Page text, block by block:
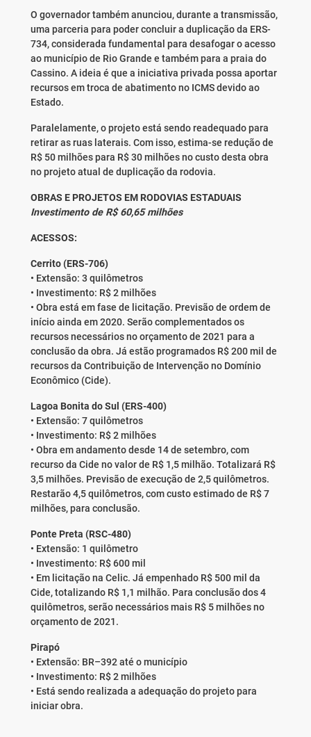
O governador também anunciou, durante a transmissão,
uma parceria para poder concluir a duplicação da ERS-
734, considerada fundamental para desafogar o acesso
ao município de Rio Grande e também para a praia do
Cassino. A ideia é que a iniciativa privada possa aportar
recursos em troca de abatimento no ICMS devido ao
Estado.
Paralelamente, o projeto está sendo readequado para
retirar as ruas laterais. Com isso, estima-se redução de
R$ 50 milhões para R$ 30 milhões no custo desta obra
no projeto atual de duplicação da rodovia.
OBRAS E PROJETOS EM RODOVIAS ESTADUAIS
Investimento de R$ 60,65 milhões
ACESSOS:
Cerrito (ERS-706)
• Extensão: 3 quilômetros
• Investimento: R$ 2 milhões
• Obra está em fase de licitação. Previsão de ordem de
início ainda em 2020. Serão complementados os
recursos necessários no orçamento de 2021 para a
conclusão da obra. Já estão programados R$ 200 mil de
recursos da Contribuição de Intervenção no Domínio
Econômico (Cide).
Lagoa Bonita do Sul (ERS-400)
• Extensão: 7 quilômetros
• Investimento: R$ 2 milhões
• Obra em andamento desde 14 de setembro, com
recurso da Cide no valor de R$ 1,5 milhão. Totalizará R$
3,5 milhões. Previsão de execução de 2,5 quilômetros.
Restarão 4,5 quilômetros, com custo estimado de R$ 7
milhões, para conclusão.
Ponte Preta (RSC-480)
• Extensão: 1 quilômetro
• Investimento: R$ 600 mil
• Em licitação na Celic. Já empenhado R$ 500 mil da
Cide, totalizando R$ 1,1 milhão. Para conclusão dos 4
quilômetros, serão necessários mais R$ 5 milhões no
orçamento de 2021.
Pirapó
• Extensão: BR–392 até o município
• Investimento: R$ 2 milhões
• Está sendo realizada a adequação do projeto para
iniciar obra.